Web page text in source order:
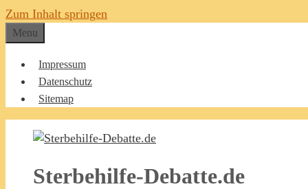
Zum Inhalt springen
Menu
Impressum
Datenschutz
Sitemap
Sterbehilfe-Debatte.de